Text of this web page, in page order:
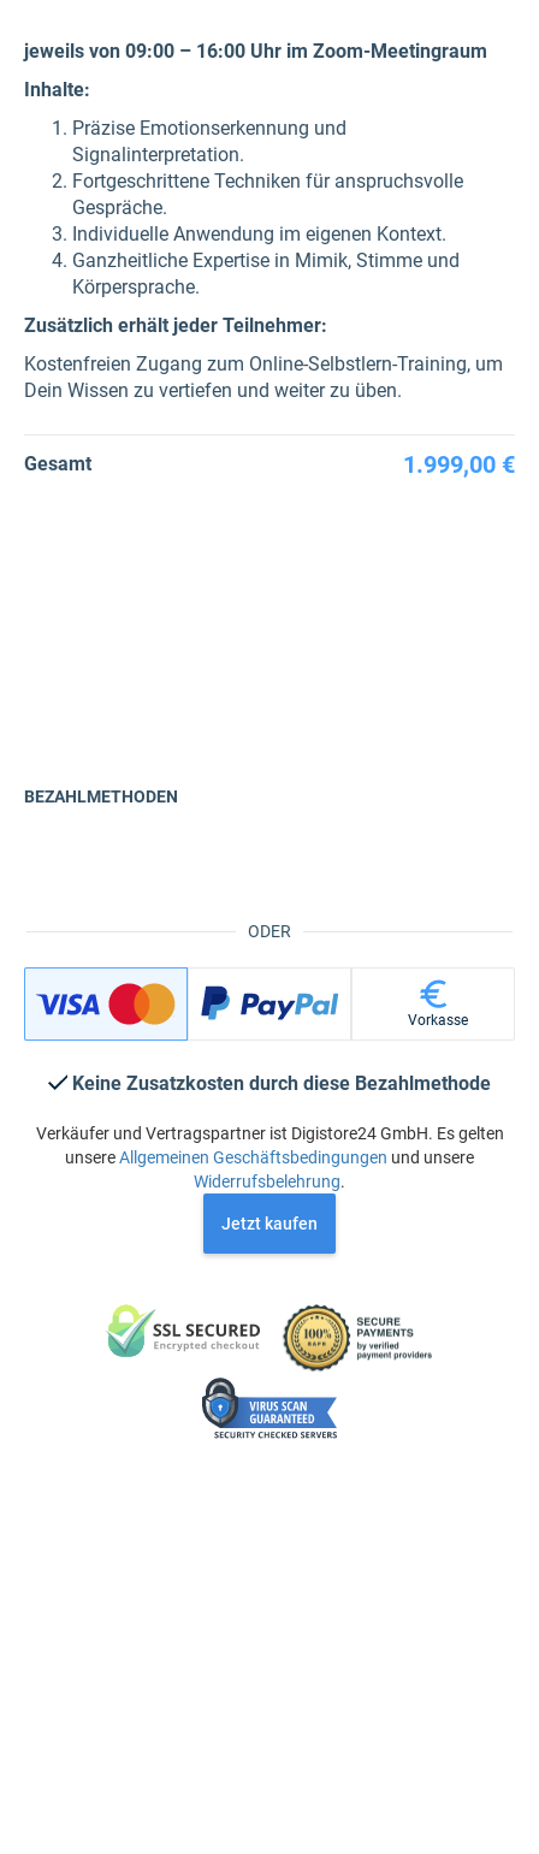
jeweils von 09:00 – 16:00 Uhr im Zoom-Meetingraum
Inhalte:
Präzise Emotionserkennung und
Signalinterpretation.
Fortgeschrittene Techniken für anspruchsvolle
Gespräche.
Individuelle Anwendung im eigenen Kontext.
Ganzheitliche Expertise in Mimik, Stimme und
Körpersprache.
Zusätzlich erhält jeder Teilnehmer:
Kostenfreien Zugang zum Online-Selbstlern-Training, um
Dein Wissen zu vertiefen und weiter zu üben.
Gesamt 1.999,00 €
ODER
BEZAHLMETHODEN
Vorkasse
Keine Zusatzkosten durch diese Bezahlmethode
Verkäufer und Vertragspartner ist Digistore24 GmbH. Es gelten
unsereAllgemeinen Geschäftsbedingungen und unsere
Widerrufsbelehrung.
Jetzt kaufen